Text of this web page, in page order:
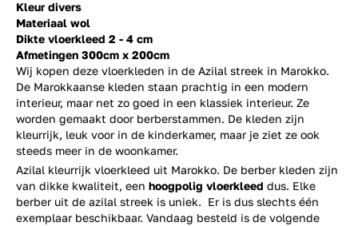
Kleur divers
Materiaal wol
Dikte vloerkleed 2 - 4 cm
Afmetingen 300cm x 200cm
Wij kopen deze vloerkleden in de Azilal streek in Marokko.
De Marokkaanse kleden staan prachtig in een modern
interieur, maar net zo goed in een klassiek interieur. Ze
worden gemaakt door berberstammen. De kleden zijn
kleurrijk, leuk voor in de kinderkamer, maar je ziet ze ook
steeds meer in de woonkamer.
Azilal kleurrijk vloerkleed uit Marokko. De berber kleden zijn
van dikke kwaliteit, een hoogpolig vloerkleed dus. Elke
berber uit de azilal streek is uniek. Er is dus slechts één
exemplaar beschikbaar. Vandaag besteld is de volgende